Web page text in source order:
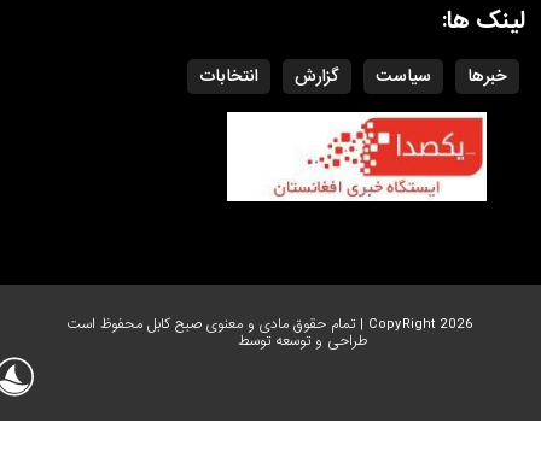
لینک ها:
خبرها سیاست گزارش انتخابات
CopyRight 2026 | تمام حقوق مادی و معنوی صبح کابل محفوظ است
طراحی و توسعه توسط